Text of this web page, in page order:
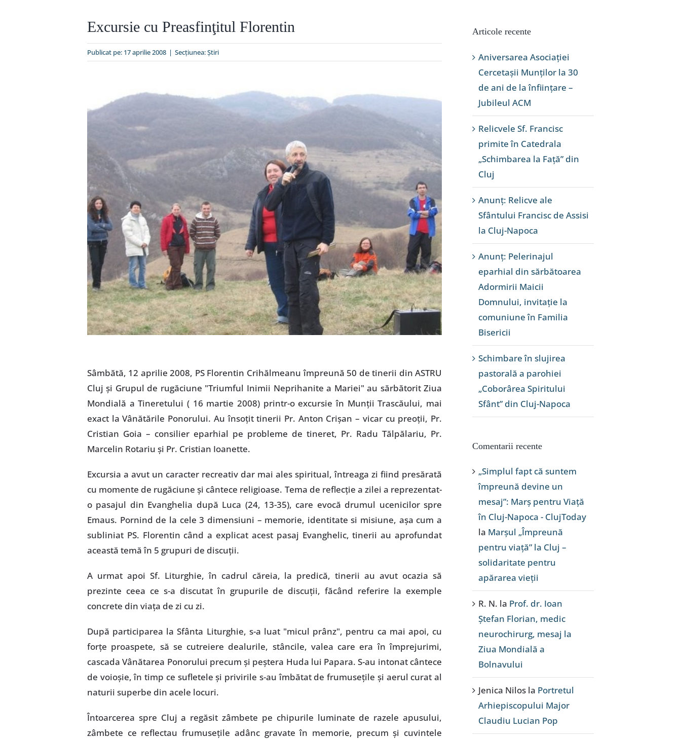
Excursie cu Preasfinţitul Florentin
Publicat pe: 17 aprilie 2008 | Secțiunea:Ştiri
Sâmbătă, 12 aprilie 2008, PS Florentin Crihălmeanu împreună 50 de tinerii din ASTRU
Cluj şi Grupul de rugăciune "Triumful Inimii Neprihanite a Mariei" au sărbătorit Ziua
Mondială a Tineretului ( 16 martie 2008) printr-o excursie în Munţii Trascăului, mai
exact la Vânătările Ponorului. Au însoţit tinerii Pr. Anton Crişan – vicar cu preoţii, Pr.
Cristian Goia – consilier eparhial pe probleme de tineret, Pr. Radu Tălpălariu, Pr.
Marcelin Rotariu şi Pr. Cristian Ioanette.
Excursia a avut un caracter recreativ dar mai ales spiritual, întreaga zi fiind presărată
cu momente de rugăciune şi cântece religioase. Tema de reflecţie a zilei a reprezentat-
o pasajul din Evanghelia după Luca (24, 13-35), care evocă drumul ucenicilor spre
Emaus. Pornind de la cele 3 dimensiuni – memorie, identitate si misiune, aşa cum a
subliniat PS. Florentin când a explicat acest pasaj Evanghelic, tinerii au aprofundat
această temă în 5 grupuri de discuţii.
A urmat apoi Sf. Liturghie, în cadrul căreia, la predică, tinerii au avut ocazia să
prezinte ceea ce s-a discutat în grupurile de discuţii, făcând referire la exemple
concrete din viaţa de zi cu zi.
După participarea la Sfânta Liturghie, s-a luat "micul prânz", pentru ca mai apoi, cu
forţe proaspete, să se cutreiere dealurile, stâncile, valea care era în împrejurimi,
cascada Vânătarea Ponorului precum şi peştera Huda lui Papara. S-au intonat cântece
de voioşie, în timp ce sufletele şi privirile s-au îmbătat de frumuseţile şi aerul curat al
naturii superbe din acele locuri.
Întoarcerea spre Cluj a regăsit zâmbete pe chipurile luminate de razele apusului,
zâmbete ce reflectau frumuseţile adânc gravate în memorie, precum şi cuvintele
Articole recente
Aniversarea Asociației
Cercetașii Munților la 30
de ani de la înființare –
Jubileul ACM
Relicvele Sf. Francisc
primite în Catedrala
„Schimbarea la Față” din
Cluj
Anunț: Relicve ale
Sfântului Francisc de Assisi
la Cluj-Napoca
Anunț: Pelerinajul
eparhial din sărbătoarea
Adormirii Maicii
Domnului, invitație la
comuniune în Familia
Bisericii
Schimbare în slujirea
pastorală a parohiei
„Coborârea Spiritului
Sfânt” din Cluj-Napoca
Comentarii recente
„Simplul fapt că suntem
împreună devine un
mesaj”: Marș pentru Viață
în Cluj-Napoca - ClujToday
la Marșul „Împreună
pentru viață” la Cluj –
solidaritate pentru
apărarea vieții
R. N. la Prof. dr. Ioan
Ștefan Florian, medic
neurochirurg, mesaj la
Ziua Mondială a
Bolnavului
Jenica Nilos la Portretul
Arhiepiscopului Major
Claudiu Lucian Pop